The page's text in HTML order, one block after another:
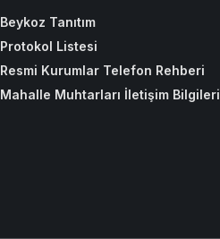
Beykoz Tanıtım
Protokol Listesi
Resmi Kurumlar Telefon Rehberi
Mahalle Muhtarları İletişim Bilgileri